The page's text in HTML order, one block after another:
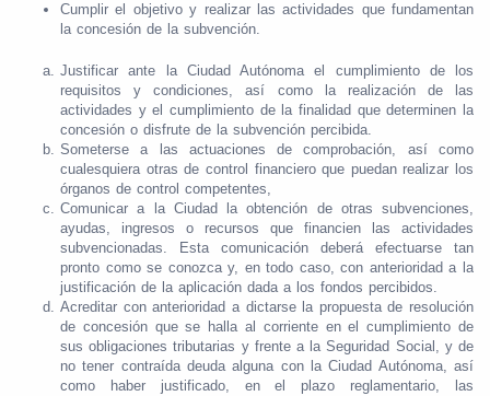
Cumplir el objetivo y realizar las actividades que fundamentan
la concesión de la subvención.
Justificar ante la Ciudad Autónoma el cumplimiento de los
requisitos y condiciones, así como la realización de las
actividades y el cumplimiento de la finalidad que determinen la
concesión o disfrute de la subvención percibida.
Someterse a las actuaciones de comprobación, así como
cualesquiera otras de control financiero que puedan realizar los
órganos de control competentes,
Comunicar a la Ciudad la obtención de otras subvenciones,
ayudas, ingresos o recursos que financien las actividades
subvencionadas. Esta comunicación deberá efectuarse tan
pronto como se conozca y, en todo caso, con anterioridad a la
justificación de la aplicación dada a los fondos percibidos.
Acreditar con anterioridad a dictarse la propuesta de resolución
de concesión que se halla al corriente en el cumplimiento de
sus obligaciones tributarias y frente a la Seguridad Social, y de
no tener contraída deuda alguna con la Ciudad Autónoma, así
como haber justificado, en el plazo reglamentario, las